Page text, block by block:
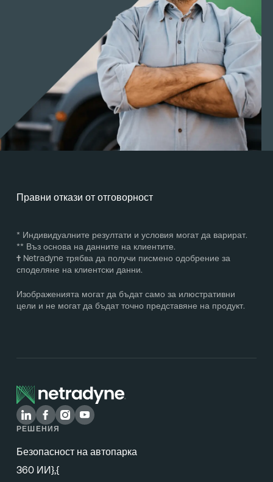
Правни откази от отговорност
* Индивидуалните резултати и условия могат да варират.
** Въз основа на данните на клиентите.
†Netradyne трябва да получи писмено одобрение за
споделяне на клиентски данни.
Изображенията могат да бъдат само за илюстративни
цели и не могат да бъдат точно представяне на продукт.
РЕШЕНИЯ
Безопасност на автопарка
360 ИИ},{